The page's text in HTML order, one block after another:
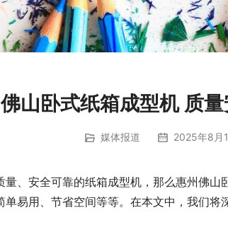
山卧式纸箱成型机 质
媒体报道 2025年8月
量、安全可靠的纸箱成型机，那么惠州佛
单易用、节省空间等等。在本文中，我们将